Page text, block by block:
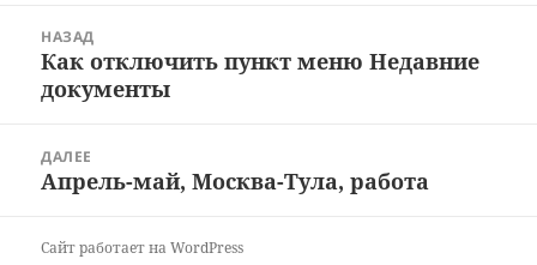
записям
НАЗАД
Предыдущая
запись:
Как отключить пункт меню Недавние
документы
ДАЛЕЕ
Следующая
Апрель-май, Москва-Тула, работа
Сайт работает на WordPress